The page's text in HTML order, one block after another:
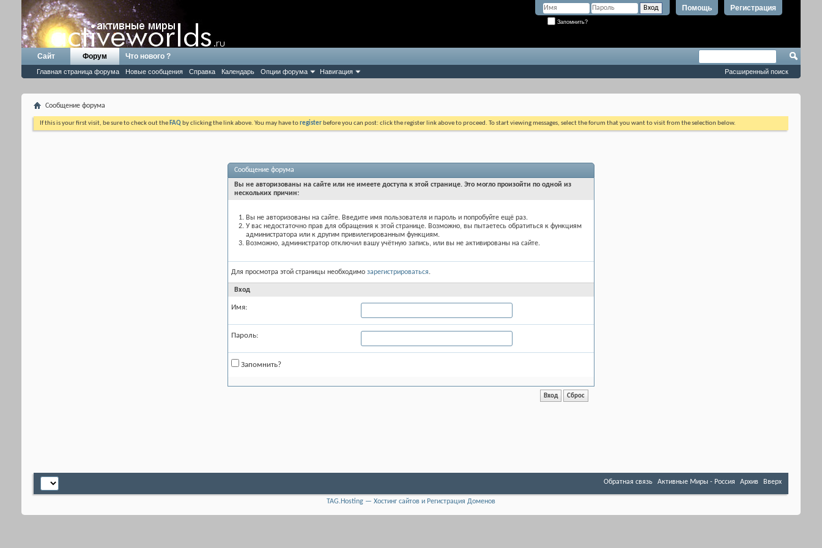
Регистрация
Помощь
Запомнить?
Сайт Форум
Главная страница форума Новые сообщения Справка Календарь Опции форума Навигация
Что нового ?
Расширенный поиск
Сообщение форума
If this is your first visit, be sure to check out the FAQ by clicking the link above. You may have toregister before you can post: click the register link above to proceed. To start viewing messages, select the forum that you want to visit from the selection below.
Сообщение форума
Вы не авторизованы на сайте или не имеете доступа к этой странице. Это могло произойти по одной из
нескольких причин:
Вы не авторизованы на сайте. Введите имя пользователя и пароль и попробуйте ещё раз.
У вас недостаточно прав для обращения к этой странице. Возможно, вы пытаетесь обратиться к функциям
администратора или к другим привилегированным функциям.
Возможно, администратор отключил вашу учётную запись, или вы не активированы на сайте.
Для просмотра этой страницы необходимо зарегистрироваться.
Вход
Имя:
Пароль:
Запомнить?
Обратная связь Активные Миры - Россия Архив Вверх
TAG.Hosting — Хостинг сайтов и Регистрация Доменов